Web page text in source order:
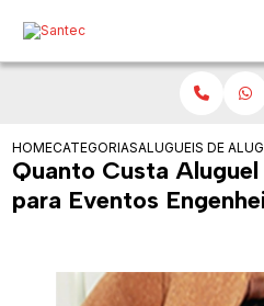
HOMECATEGORIASALUGUEIS DE
Quanto Custa
para Eventos